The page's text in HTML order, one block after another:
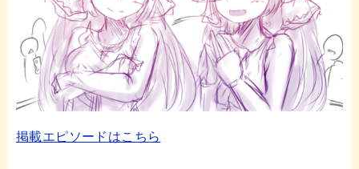
掲載エピソードはこちら